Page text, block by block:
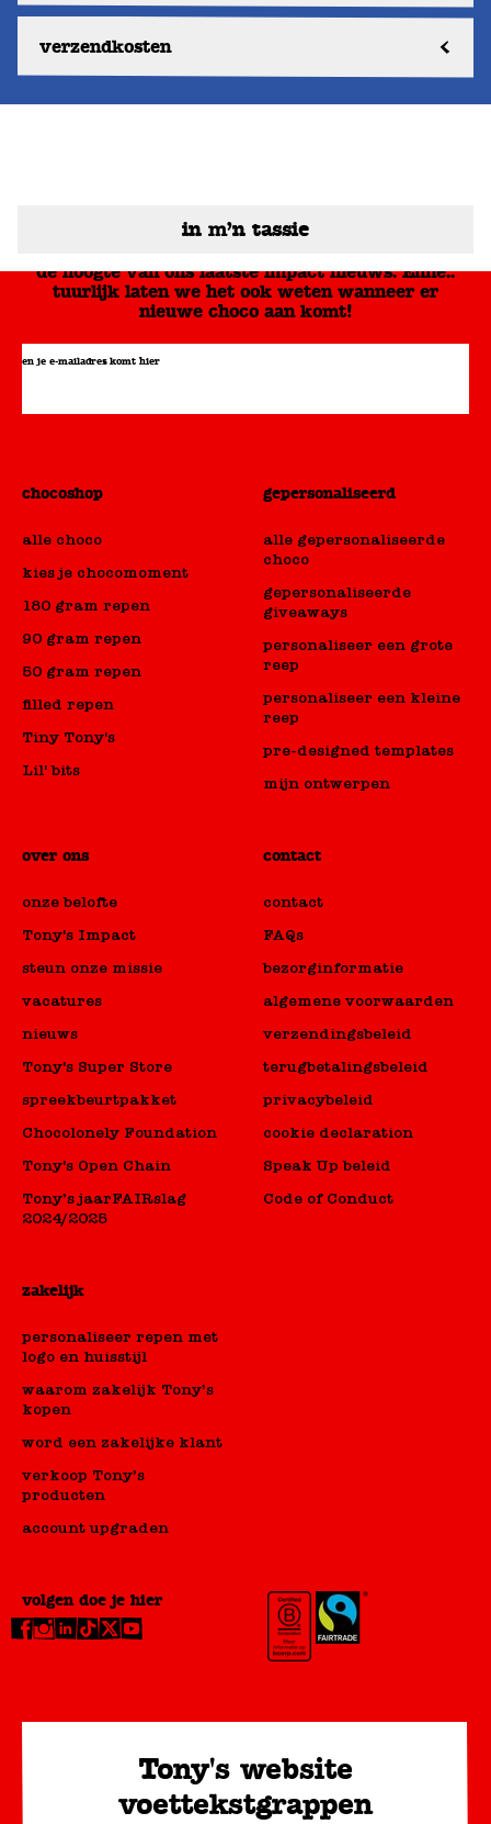
verzendkosten
in m’n tassie
de hoogte van ons laatste impact nieuws. Enne..
tuurlijk laten we het ook weten wanneer er
nieuwe choco aan komt!
en je e-mailadres komt hier
chocoshop
alle choco
kies je chocomoment
180 gram repen
90 gram repen
50 gram repen
filled repen
Tiny Tony's
Lil' bits
gepersonaliseerd
alle gepersonaliseerde
choco
gepersonaliseerde
giveaways
personaliseer een grote
reep
personaliseer een kleine
reep
pre-designed templates
mijn ontwerpen
over ons
onze belofte
Tony's Impact
steun onze missie
vacatures
nieuws
Tony's Super Store
spreekbeurtpakket
Chocolonely Foundation
Tony's Open Chain
Tony’s jaarFAIRslag
2024/2025
contact
contact
FAQs
bezorginformatie
algemene voorwaarden
verzendingsbeleid
terugbetalingsbeleid
privacybeleid
cookie declaration
Speak Up beleid
Code of Conduct
zakelijk
personaliseer repen met
logo en huisstijl
waarom zakelijk Tony’s
kopen
word een zakelijke klant
verkoop Tony’s
producten
account upgraden
volgen doe je hier
Tony's website
voettekstgrappen